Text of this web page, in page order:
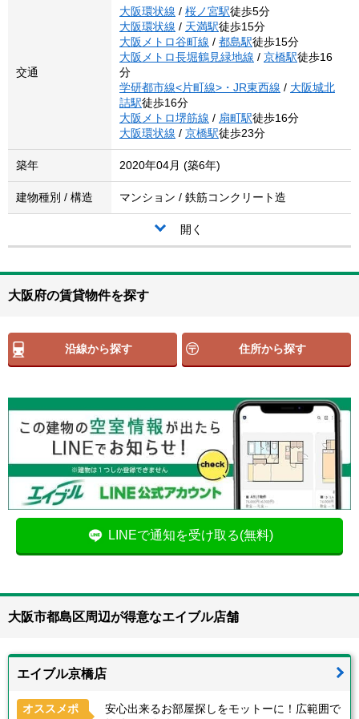
交通
大阪環状線 / 桜ノ宮駅徒歩5分
大阪環状線 / 天満駅徒歩15分
大阪メトロ谷町線 / 都島駅徒歩15分
大阪メトロ長堀鶴見緑地線 / 京橋駅徒歩16
分
学研都市線<片町線>・JR東西線 / 大阪城北
詰駅徒歩16分
大阪メトロ堺筋線 / 扇町駅徒歩16分
大阪環状線 / 京橋駅徒歩23分
築年 2020年04月 (築6年)
建物種別 / 構造 マンション / 鉄筋コンクリート造
開く
大阪府の賃貸物件を探す
沿線から探す 住所から探す
LINEで通知を受け取る(無料)
大阪市都島区周辺が得意なエイブル店舗
エイブル京橋店
オススメポ
安心出来るお部屋探しをモットーに！広範囲で